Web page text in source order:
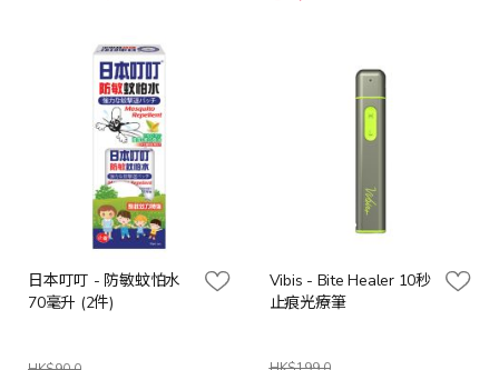
日本叮叮 - 防敏蚊怕水
70毫升 (2件)
Vibis - Bite Healer 10秒
止痕光療筆